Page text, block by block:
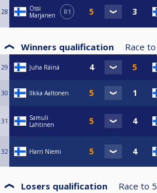
28
Ossi
Marjanen
R1
Winners qualification Race to
29 Juha Räinä
30 Ilkka Aaltonen
31
Samuli
Lahtinen
32 Harri Niemi
Losers qualification Race to 5